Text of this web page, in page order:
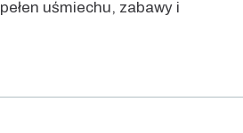
uśmiechu, zabawy i